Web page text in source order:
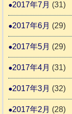
2017年7月 (31)
2017年6月 (29)
2017年5月 (29)
2017年4月 (31)
2017年3月 (32)
2017年2月 (28)